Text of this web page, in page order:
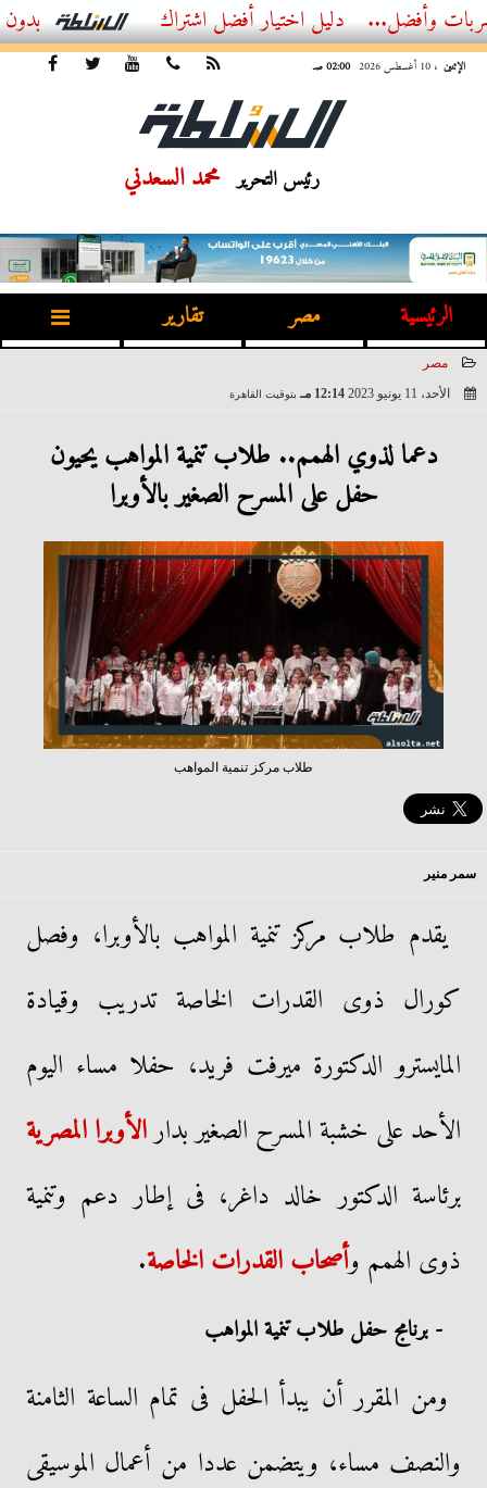
أفضل اشتراك IPTV بدون تقطيع 2026 – دليل المشاهد العصري
الإثنين ، 10 أغسطس 2026 02:00 صـ
رئيس التحرير محمد السعدني
الرئيسية مصر تقارير
مصر
الأحد، 11 يونيو 2023
12:14 مـ بتوقيت القاهرة
دعما لذوي الهمم.. طلاب تنمية المواهب يحيون
حفل على المسرح الصغير بالأوبرا
طلاب مركز تنمية المواهب
سمر منير
يقدم طلاب مركز تنمية المواهب بالأوبرا، وفصل
كورال ذوى القدرات الخاصة تدريب وقيادة
المايسترو الدكتورة ميرفت فريد، حفلا مساء اليوم
الأحد على خشبة المسرح الصغير بدارالأوبرا المصرية
برئاسة الدكتور خالد داغر، فى إطار دعم وتنمية
ذوى الهمم وأصحاب القدرات الخاصة.
- برنامج حفل طلاب تنمية المواهب
ومن المقرر أن يبدأ الحفل فى تمام الساعة الثامنة
والنصف مساء، ويتضمن عددا من أعمال الموسيقى